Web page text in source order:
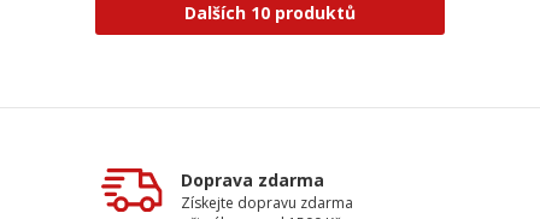
Dalších 10 produktů
Doprava zdarma
Získejte dopravu zdarma